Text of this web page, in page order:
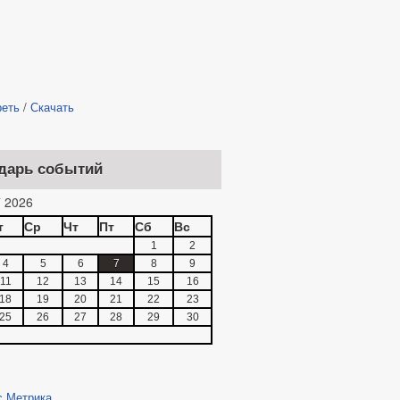
/ Скачать
событий
Ср Чт Пт Сб Вс
1
2
4
5 6 7 8
9
11
12 13 14 15
16
18
19 20 21 22
23
25
26 27 28 29 30